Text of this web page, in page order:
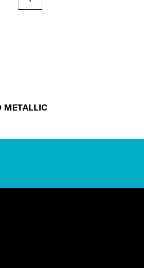
METALLIC